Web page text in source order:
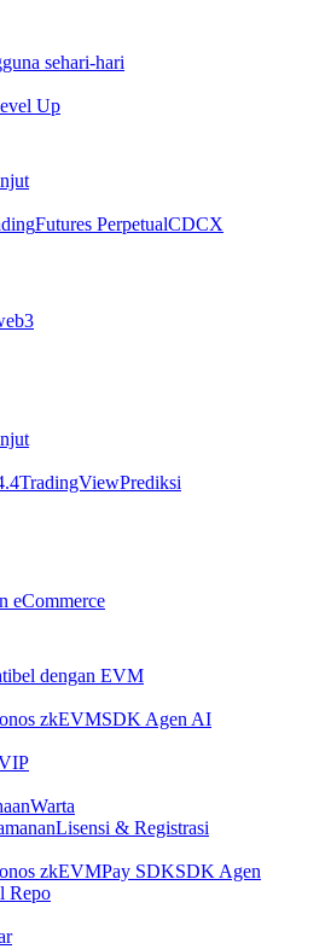
sehari-hari
Up
Futures PerpetualCDCX
TradingViewPrediksi
eCommerce
dengan EVM
zkEVMSDK Agen AI
Warta
Lisensi & Registrasi
zkEVMPay SDKSDK Agen
Repo